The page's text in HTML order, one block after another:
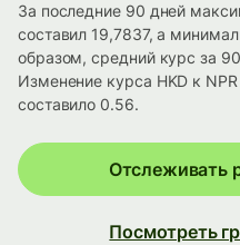
За последние 90 дней
составил 19,7837, а
образом, средний курс за
Изменение курса HKD к
составило 0.56.
Отслеживать
Посмотреть